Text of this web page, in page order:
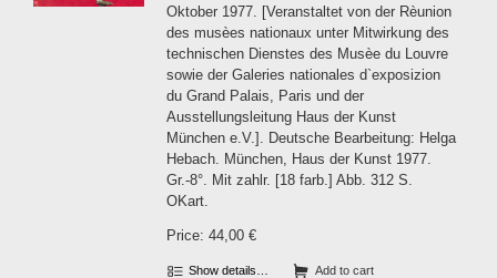
Oktober 1977. [Veranstaltet von der Rèunion
des musèes nationaux unter Mitwirkung des
technischen Dienstes des Musèe du Louvre
sowie der Galeries nationales d`exposizion
du Grand Palais, Paris und der
Ausstellungsleitung Haus der Kunst
München e.V.]. Deutsche Bearbeitung: Helga
Hebach. München, Haus der Kunst 1977.
Gr.-8°. Mit zahlr. [18 farb.] Abb. 312 S.
OKart.
Price: 44,00 €
Show details… Add to cart